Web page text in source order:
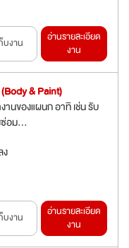
บงาน
อ่านรายละเอียด
งาน
& Paint)
นของแผนก อาทิ เช่น รับ
ซ่อม...
บงาน
อ่านรายละเอียด
งาน